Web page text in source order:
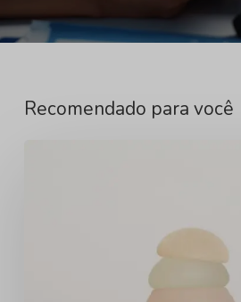
Recomendado para você